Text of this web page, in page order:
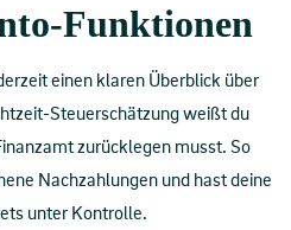
Funktionen
einen klaren Überblick über
Steuerschätzung weißt du
zurücklegen musst. So
Nachzahlungen und hast deine
unter Kontrolle.